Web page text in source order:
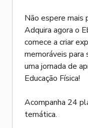
Não espere mais
Adquira agora o
comece a criar
memoráveis para
uma jornada de
Educação Física!
Acompanha 24
temática.